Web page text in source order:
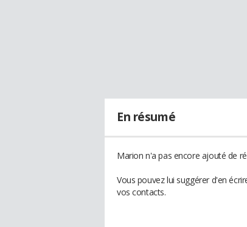
En résumé
Marion n'a pas encore ajouté de
Vous pouvez lui suggérer d'en
vos contacts.